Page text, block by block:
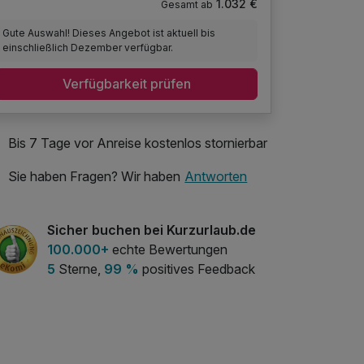
Gesamt ab 1.032 €
Gute Auswahl! Dieses Angebot ist aktuell bis
einschließlich Dezember verfügbar.
Verfügbarkeit prüfen
Bis 7 Tage vor Anreise kostenlos stornierbar
Sie haben Fragen? Wir haben Antworten
Sicher buchen bei Kurzurlaub.de
100.000+ echte Bewertungen
5 Sterne, 99 % positives Feedback